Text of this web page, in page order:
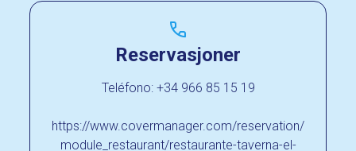
Reservasjoner
Teléfono: +34 966 85 15 19
https://www.covermanager.com/reservation/
module_restaurant/restaurante-taverna-el-